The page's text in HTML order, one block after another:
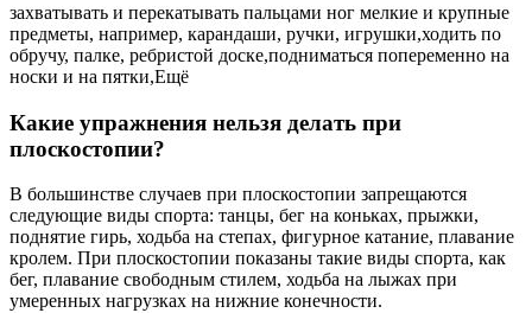
захватывать и перекатывать пальцами ног мелкие и крупные
предметы, например, карандаши, ручки, игрушки,ходить по
обручу, палке, ребристой доске,подниматься попеременно на
носки и на пятки,Ещё
Какие упражнения нельзя делать при
плоскостопии?
В большинстве случаев при плоскостопии запрещаются
следующие виды спорта: танцы, бег на коньках, прыжки,
поднятие гирь, ходьба на степах, фигурное катание, плавание
кролем. При плоскостопии показаны такие виды спорта, как
бег, плавание свободным стилем, ходьба на лыжах при
умеренных нагрузках на нижние конечности.